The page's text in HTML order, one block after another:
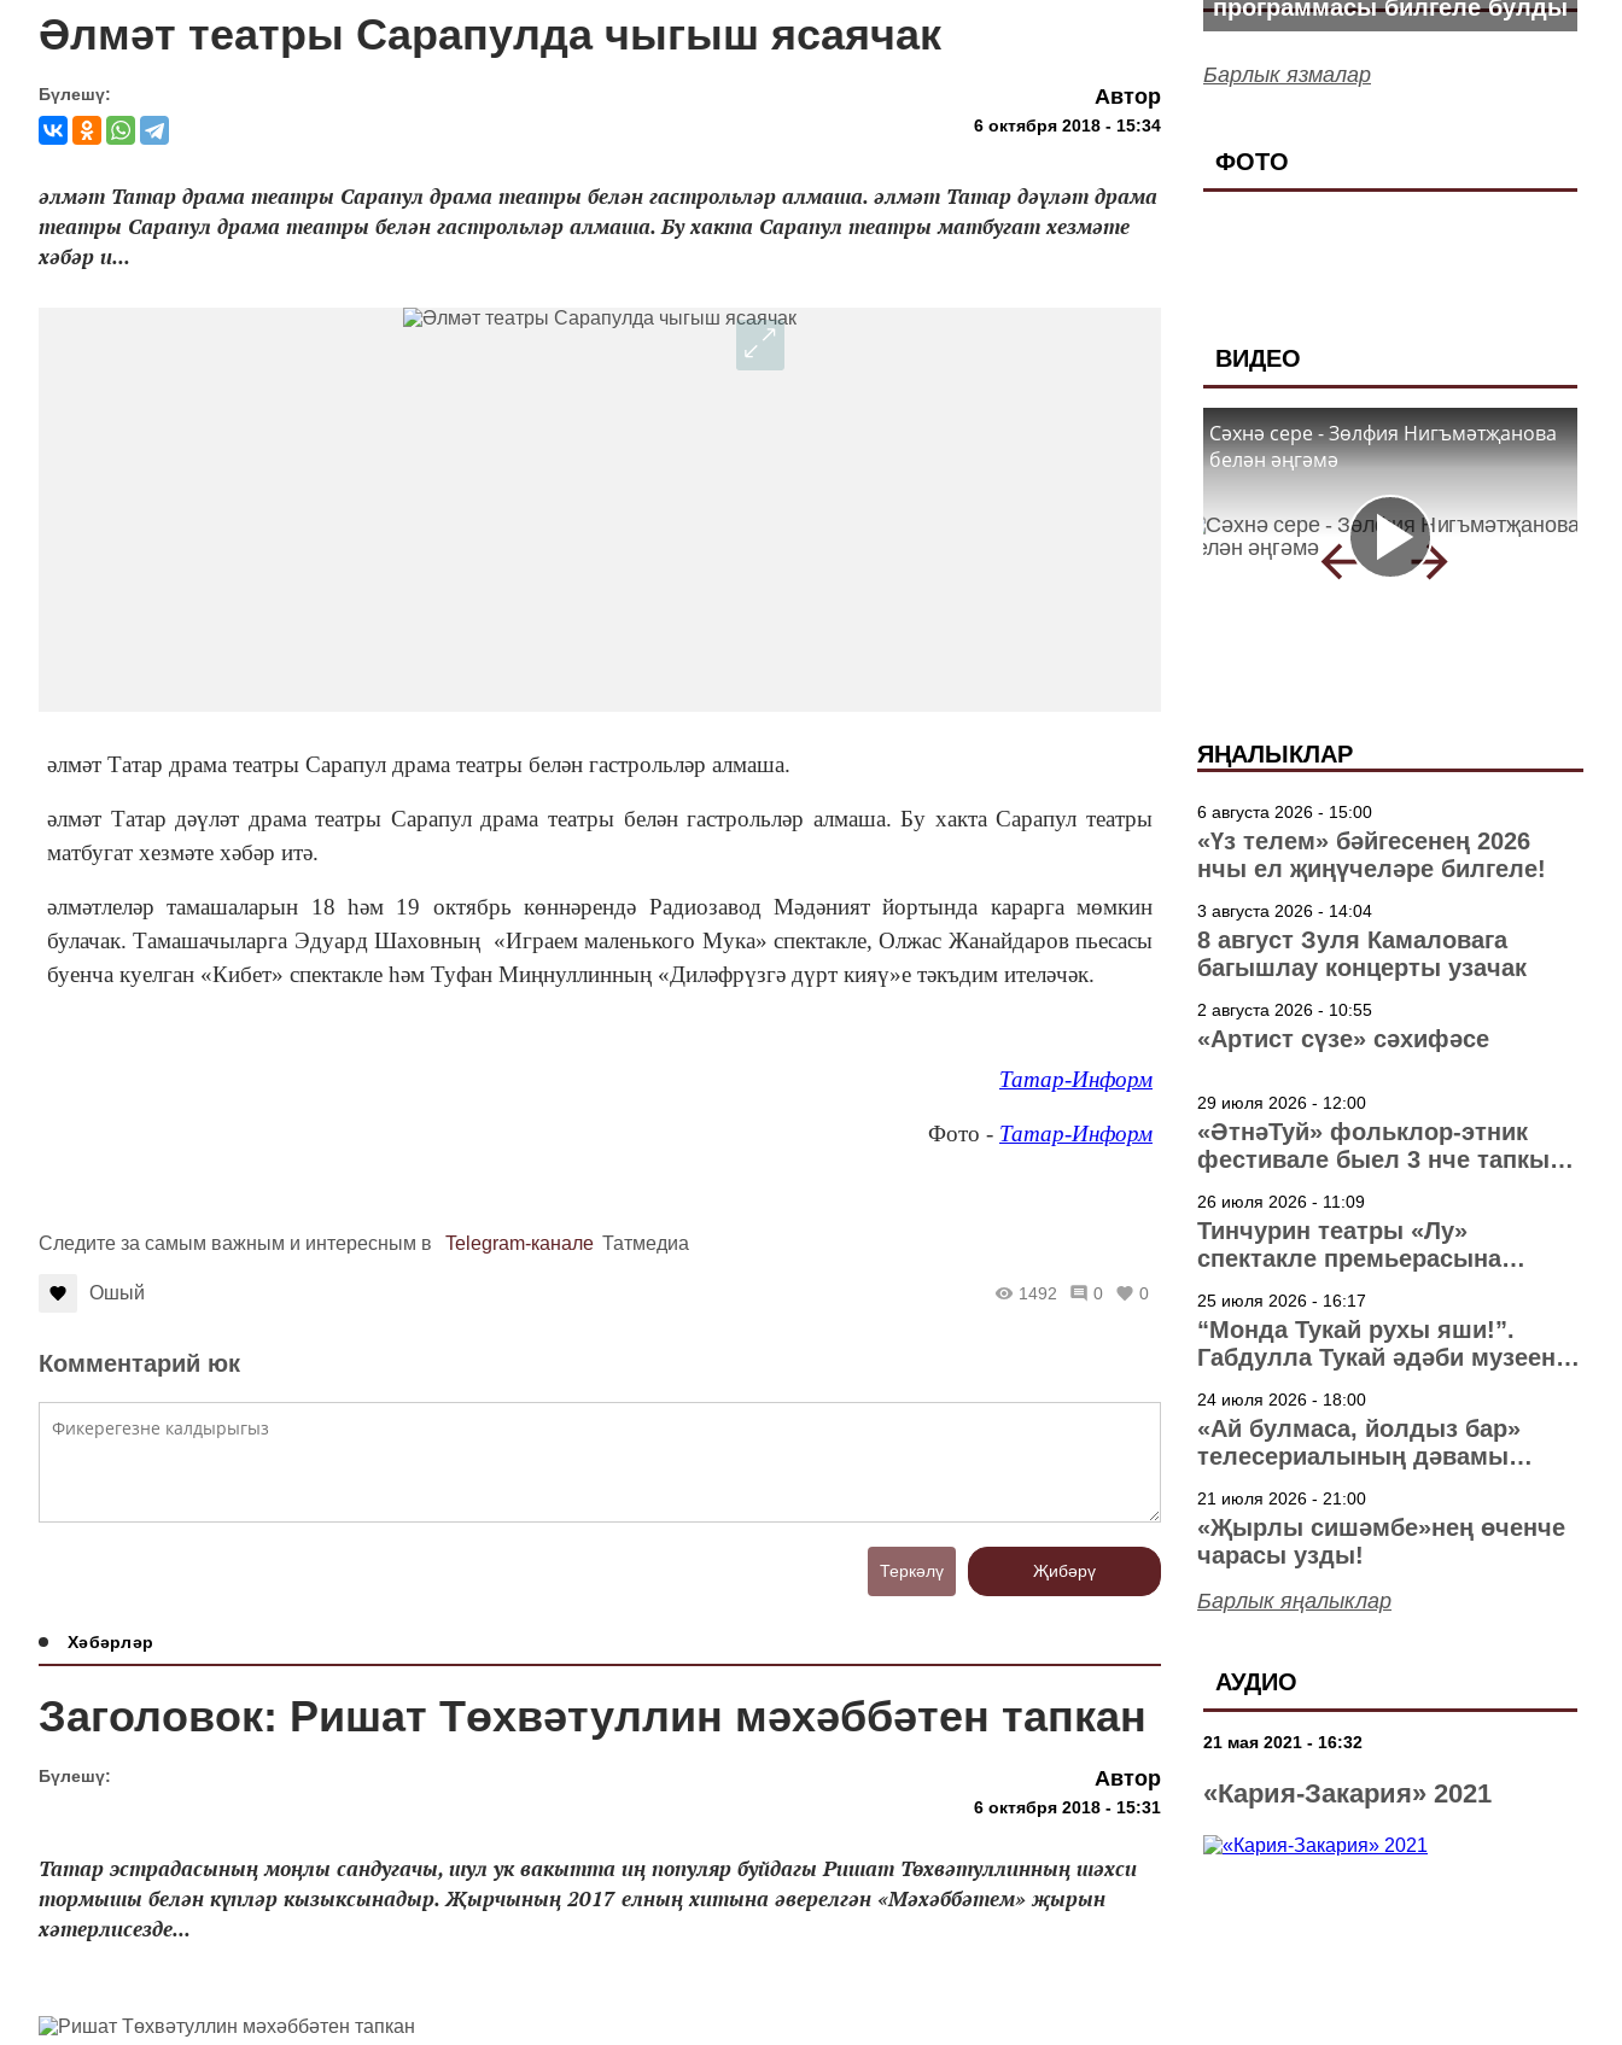
Әлмәт театры Сарапулда чыгыш ясаячак
Бүлешү: Автор
6 октября 2018 - 15:34
әлмәт Татар драма театры Сарапул драма театры белән гастрольләр алмаша. әлмәт Татар дәүләт драма
театры Сарапул драма театры белән гастрольләр алмаша. Бу хакта Сарапул театры матбугат хезмәте
хәбәр и...
әлмәт Татар драма театры Сарапул драма театры белән гастрольләр алмаша.
әлмәт Татар дәүләт драма театры Сарапул драма театры белән гастрольләр алмаша. Бу хакта Сарапул театры
матбугат хезмәте хәбәр итә.
әлмәтлеләр тамашаларын 18 һәм 19 октябрь көннәрендә Радиозавод Мәдәният йортында карарга мөмкин
булачак. Тамашачыларга Эдуард Шаховның «Играем маленького Мука» спектакле, Олжас Жанайдаров пьесасы
буенча куелган «Кибет» спектакле һәм Туфан Миңнуллинның «Диләфрүзгә дүрт кияү»е тәкъдим ителәчәк.
Татар-Информ
Фото - Татар-Информ
Следите за самым важным и интересным в Telegram-канале Татмедиа
Ошый 1492 0 0
Комментарий юк
Теркәлү Җибәрү
Хәбәрләр
Заголовок: Ришат Төхвәтуллин мәхәббәтен тапкан
Бүлешү: Автор
6 октября 2018 - 15:31
Татар эстрадасының моңлы сандугачы, шул ук вакытта иң популяр буйдагы Ришат Төхвәтуллинның шәхси
тормышы белән күпләр кызыксынадыр. Җырчының 2017 елның хитына әверелгән «Мәхәббәтем» җырын
хәтерлисезде...
программасы билгеле булды
Барлык язмалар
ФОТО
ВИДЕО
Сәхнә сере - Зөлфия Нигъмәтҗанова
белән әңгәмә
ЯҢАЛЫКЛАР
6 августа 2026 - 15:00
«Үз телем» бәйгесенең 2026
нчы ел җиңүчеләре билгеле!
3 августа 2026 - 14:04
8 август Зуля Камаловага
багышлау концерты узачак
2 августа 2026 - 10:55
«Артист сүзе» сәхифәсе
29 июля 2026 - 12:00
«ӘтнәТуй» фольклор-этник
фестивале быел 3 нче тапкыр
26 июля 2026 - 11:09
Тинчурин театры «Лу»
спектакле премьерасына
25 июля 2026 - 16:17
“Монда Тукай рухы яши!”.
Габдулла Тукай әдәби музеена
24 июля 2026 - 18:00
«Ай булмаса, йолдыз бар»
телесериалының дәвамы
21 июля 2026 - 21:00
«Җырлы сишәмбе»нең өченче
чарасы узды!
Барлык яңалыклар
АУДИО
21 мая 2021 - 16:32
«Кария-Закария» 2021